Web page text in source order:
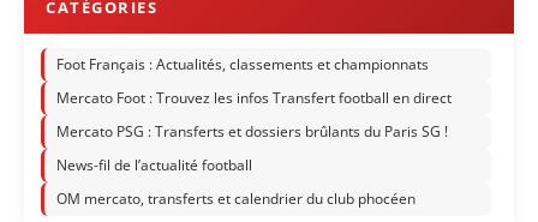
Foot Français : Actualités, classements et championnats
Mercato Foot : Trouvez les infos Transfert football en direct
Mercato PSG : Transferts et dossiers brûlants du Paris SG !
News-fil de l’actualité football
OM mercato, transferts et calendrier du club phocéen